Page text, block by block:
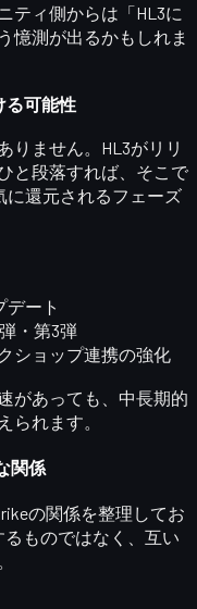
ティ側からは 「HL3に
憶測が出るかもしれま
る可能性
りません。HL3がリリ
と段落すれば、そこで
に還元されるフェーズ
デート
・第3弾
ショップ連携の強化
があっても、 中長期的
られます。
関係
の関係を整理してお
ものではなく、 互い